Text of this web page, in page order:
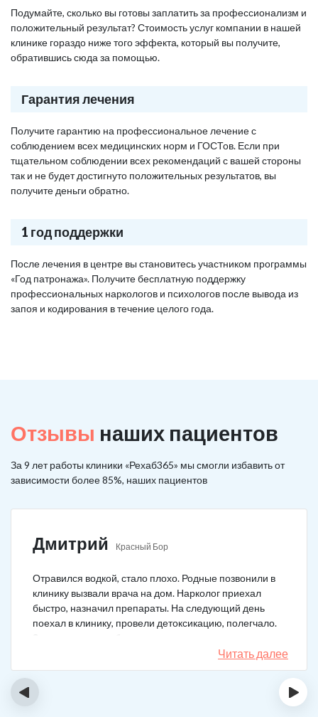
Подумайте, сколько вы готовы заплатить за профессионализм и
положительный результат? Стоимость услуг компании в нашей
клинике гораздо ниже того эффекта, который вы получите,
обратившись сюда за помощью.
Гарантия лечения
Получите гарантию на профессиональное лечение с
соблюдением всех медицинских норм и ГОСТов. Если при
тщательном соблюдении всех рекомендаций с вашей стороны
так и не будет достигнуто положительных результатов, вы
получите деньги обратно.
1 год поддержки
После лечения в центре вы становитесь участником программы
«Год патронажа». Получите бесплатную поддержку
профессиональных наркологов и психологов после вывода из
запоя и кодирования в течение целого года.
Отзывы наших пациентов
За 9 лет работы клиники «Рехаб365» мы смогли избавить от
зависимости более 85%, наших пациентов
Дмитрий Красный Бор
Отравился водкой, стало плохо. Родные позвонили в
клинику вызвали врача на дом. Нарколог приехал
быстро, назначил препараты. На следующий день
поехал в клинику, провели детоксикацию, полегчало.
Записался на реабилитацию, прошел и теперь думаю,
что в рот водку больше не возьму. Так намучался и
испугался.
Читать далее
‹ ›